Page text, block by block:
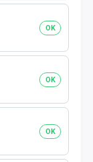
OK
OK
OK